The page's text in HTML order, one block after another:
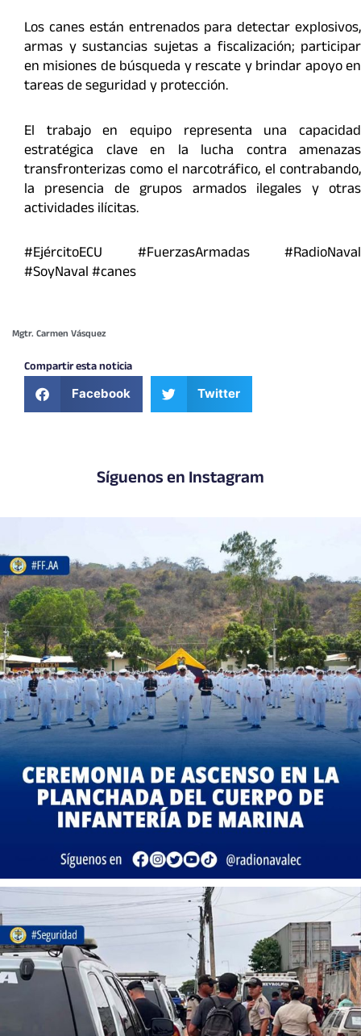
Los canes están entrenados para detectar explosivos,
armas y sustancias sujetas a fiscalización; participar
en misiones de búsqueda y rescate y brindar apoyo en
tareas de seguridad y protección.
El trabajo en equipo representa una capacidad
estratégica clave en la lucha contra amenazas
transfronterizas como el narcotráfico, el contrabando,
la presencia de grupos armados ilegales y otras
actividades ilícitas.
#EjércitoECU #FuerzasArmadas #RadioNaval
#SoyNaval #canes
Mgtr. Carmen Vásquez
Compartir esta noticia
Facebook Twitter
Síguenos en Instagram